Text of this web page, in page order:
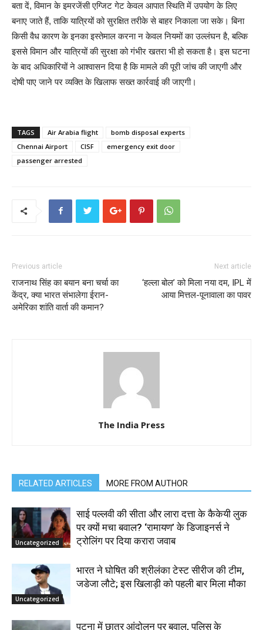
बता दें, विमान के इमरजेंसी एग्जिट गेट केवल आपात स्थिति में उपयोग के लिए
बनाए जाते हैं, ताकि यात्रियों को सुरक्षित तरीके से बाहर निकाला जा सके। बिना
किसी वैध कारण के इनका इस्तेमाल करना न केवल नियमों का उल्लंघन है, बल्कि
इससे विमान और यात्रियों की सुरक्षा को गंभीर खतरा भी हो सकता है। इस घटना
के बाद अधिकारियों ने आश्वासन दिया है कि मामले की पूरी जांच की जाएगी और
दोषी पाए जाने पर व्यक्ति के खिलाफ सख्त कार्रवाई की जाएगी।
TAGS Air Arabia flight
bomb disposal experts
Chennai Airport
CISF
emergency exit door
passenger arrested
Previous article
राजनाथ सिंह का बयान बना चर्चा का
केंद्र, क्या भारत संभालेगा ईरान-
अमेरिका शांति वार्ता की कमान?
Next article
‘हल्ला बोल’ को मिला नया दम, IPL में
आया मित्तल-पूनावाला का पावर
The India Press
RELATED ARTICLES MORE FROM AUTHOR
Uncategorized
साई पल्लवी की सीता और लारा दत्ता के कैकेयी लुक
पर क्यों मचा बवाल? ‘रामायण’ के डिजाइनर्स ने
ट्रोलिंग पर दिया करारा जवाब
Uncategorized
भारत ने घोषित की श्रीलंका टेस्ट सीरीज की टीम,
जडेजा लौटे; इस खिलाड़ी को पहली बार मिला मौका
पटना में छात्र आंदोलन पर बवाल, पुलिस के